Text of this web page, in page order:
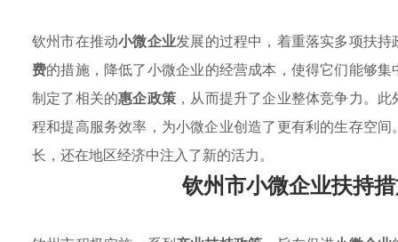
钦州市在推动小微企业发展的过程中，着重落实多项扶
费的措施，降低了小微企业的经营成本，使得它们能够
制定了相关的惠企政策 ，从而提升了企业整体竞争力。
程和提高服务效率，为小微企业创造了更有利的生存空
长，还在地区经济中注入了新的活力。
钦州市小微企业扶持